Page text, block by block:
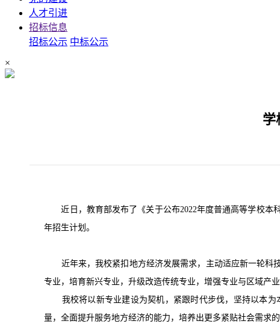
人才引进
招标信息
招标公示 中标公示
×
学
近日，教育部发布了《关于公布2022年度普通高等学校本科
年招生计划。
近年来，我校紧扣地方经济发展需求，主动适应新一轮科技
专业，培育新兴专业，升级改造传统专业，增强专业与区域产
我校将以新专业建设为契机，紧跟时代步伐，坚持以本为
量，全面提升服务地方经济的能力，培养出更多紧贴社会需求的